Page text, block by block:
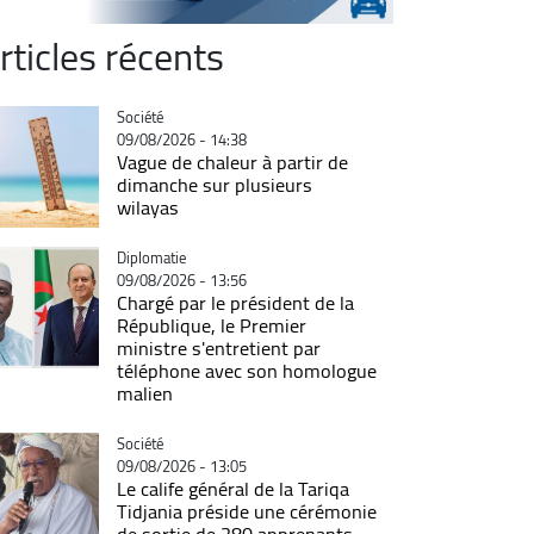
récents
Catégorie
Société
09/08/2026 - 14:38
Vague de chaleur à partir de
dimanche sur plusieurs
wilayas
Catégorie
Diplomatie
09/08/2026 - 13:56
Chargé par le président de la
République, le Premier
ministre s'entretient par
téléphone avec son homologue
malien
Catégorie
Société
09/08/2026 - 13:05
Le calife général de la Tariqa
Tidjania préside une cérémonie